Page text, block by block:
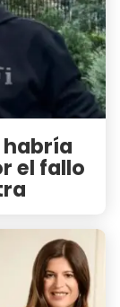
el fallo